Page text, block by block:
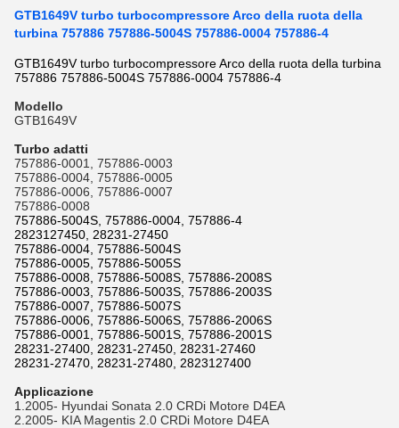
GTB1649V turbo turbocompressore Arco della ruota della
turbina 757886 757886-5004S 757886-0004 757886-4
GTB1649V turbo turbocompressore Arco della ruota della turbina
757886 757886-5004S 757886-0004 757886-4
Modello
GTB1649V
Turbo adatti
757886-0001, 757886-0003
757886-0004, 757886-0005
757886-0006, 757886-0007
757886-0008
757886-5004S, 757886-0004, 757886-4
2823127450, 28231-27450
757886-0004, 757886-5004S
757886-0005, 757886-5005S
757886-0008, 757886-5008S, 757886-2008S
757886-0003, 757886-5003S, 757886-2003S
757886-0007, 757886-5007S
757886-0006, 757886-5006S, 757886-2006S
757886-0001, 757886-5001S, 757886-2001S
28231-27400, 28231-27450, 28231-27460
28231-27470, 28231-27480, 2823127400
Applicazione
1.2005- Hyundai Sonata 2.0 CRDi Motore D4EA
2.2005- KIA Magentis 2.0 CRDi Motore D4EA